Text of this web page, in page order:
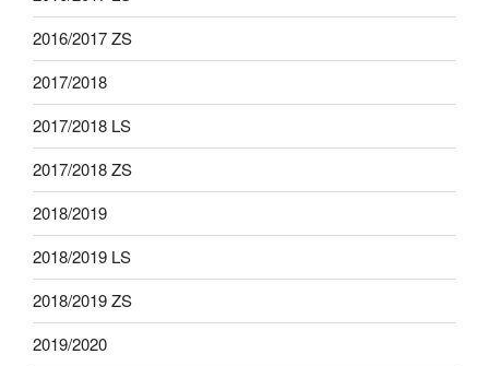
2016/2017 ZS
2017/2018
2017/2018 LS
2017/2018 ZS
2018/2019
2018/2019 LS
2018/2019 ZS
2019/2020